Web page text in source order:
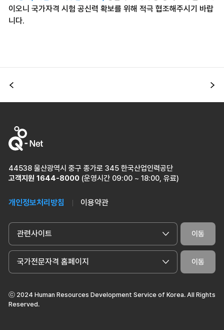
이오니 국가자격 시험 공신력 확보를 위해 적극 협조해주시기 바랍
니다.
이전
44538 울산광역시 중구 종가로 345 한국산업인력공단
고객지원 1644-8000 (운영시간 09:00 ~ 18:00, 유료)
개인정보처리방침 이용약관
관련사이트 이동
국가전문자격 홈페이지 이동
ⓒ 2024 Human Resources Development Service of Korea. All Rights
Reserved.